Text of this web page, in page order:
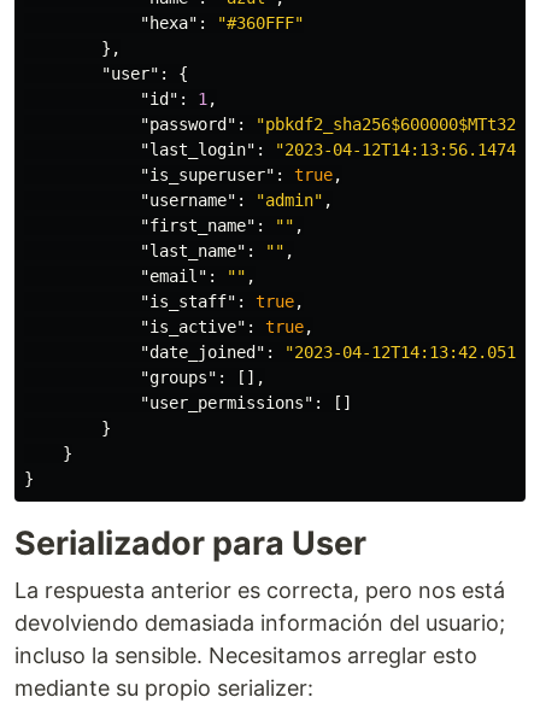
"hexa" :
"#360FFF"
},
"user" :
{
"id" : 1 ,
"password" :
"last_login" :
"2023-04-
"is_superuser" : true,
"username" : "admin" ,
"first_name" : "" ,
"last_name" : "" ,
"email" : "" ,
"is_staff" : true,
"is_active" : true,
"date_joined" :
"2023-04-
"groups" :
[],
"user_permissions" :
[]
}
}
}
Serializador para User
La respuesta anterior es correcta, pero nos está
devolviendo demasiada información del usuario;
incluso la sensible. Necesitamos arreglar esto
mediante su propio serializer: